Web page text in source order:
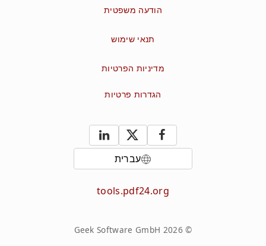
הודעה משפטית
תנאי שימוש
מדיניות הפרטיות
הגדרות פרטיות
עברית
tools.pdf24.org
© 2026 Geek Software GmbH